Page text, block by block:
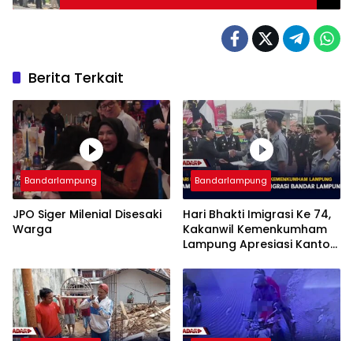
Berita Terkait
Bandarlampung
JPO Siger Milenial Disesaki
Warga
Bandarlampung
Hari Bhakti Imigrasi Ke 74,
Kakanwil Kemenkumham
Lampung Apresiasi Kantor